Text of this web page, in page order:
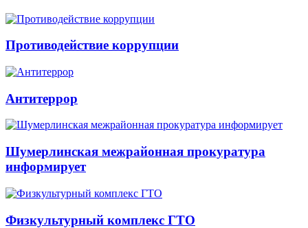
Противодействие коррупции
Антитеррор
Шумерлинская межрайонная прокуратура
информирует
Физкультурный комплекс ГТО